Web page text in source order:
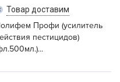
Товар доставим
Профи (усилитель
пестицидов)